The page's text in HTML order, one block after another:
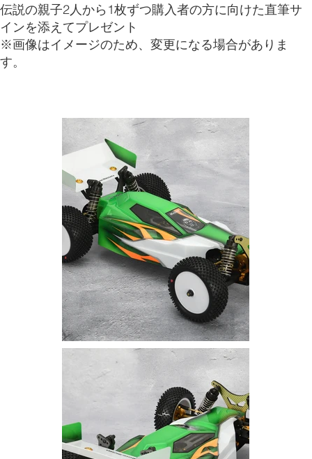
伝説の親子2人から1枚ずつ購入者の方に向けた直筆サ
インを添えてプレゼント
※画像はイメージのため、変更になる場合がありま
す。